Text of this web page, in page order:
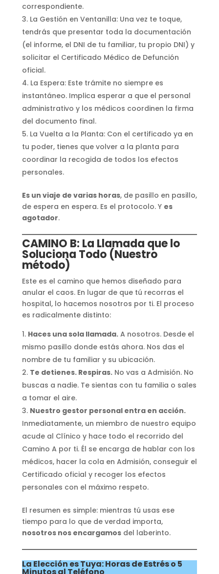
correspondiente.
La Gestión en Ventanilla: Una vez te toque,
tendrás que presentar toda la documentación
(el informe, el DNI de tu familiar, tu propio DNI) y
solicitar el Certificado Médico de Defunción
oficial.
La Espera: Este trámite no siempre es
instantáneo. Implica esperar a que el personal
administrativo y los médicos coordinen la firma
del documento final.
La Vuelta a la Planta: Con el certificado ya en
tu poder, tienes que volver a la planta para
coordinar la recogida de todos los efectos
personales.
Es un viaje de varias horas, de pasillo en pasillo,
de espera en espera. Es el protocolo. Y es
agotador.
CAMINO B: La Llamada que lo
Soluciona Todo (Nuestro
método)
Este es el camino que hemos diseñado para
anular el caos. En lugar de que tú recorras el
hospital, lo hacemos nosotros por ti. El proceso
es radicalmente distinto:
Haces una sola llamada.A nosotros. Desde el
mismo pasillo donde estás ahora. Nos das el
nombre de tu familiar y su ubicación.
Te detienes. Respiras.No vas a Admisión. No
buscas a nadie. Te sientas con tu familia o sales
a tomar el aire.
Nuestro gestor personal entra en acción.
Inmediatamente, un miembro de nuestro equipo
acude al Clínico y hace todo el recorrido del
Camino A por ti. Él se encarga de hablar con los
médicos, hacer la cola en Admisión, conseguir el
Certificado oficial y recoger los efectos
personales con el máximo respeto.
El resumen es simple: mientras tú usas ese
tiempo para lo que de verdad importa,
nosotros nos encargamosdel laberinto.
La Elección es Tuya: Horas de Estrés o 5